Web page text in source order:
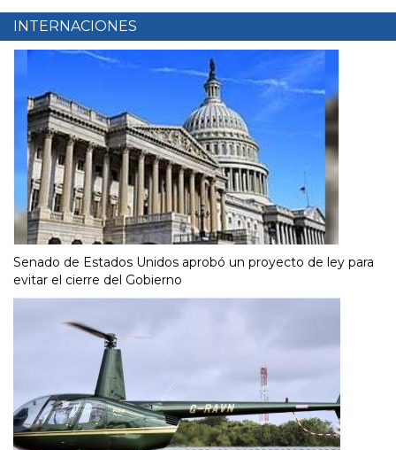
INTERNACIONES
Senado de Estados Unidos aprobó un proyecto de ley para
evitar el cierre del Gobierno